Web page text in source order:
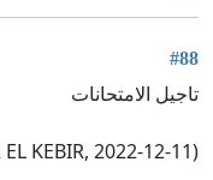
#88
تاجيل الامتحانات
EL KEBIR, 2022-12-11)